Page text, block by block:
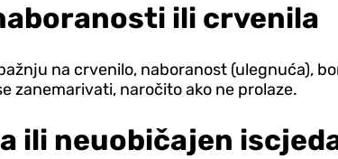
ili crvenila
na crvenilo, naboranost (ulegnuća),
zanemarivati, naročito ako ne prolaze.
ili neuobičajen